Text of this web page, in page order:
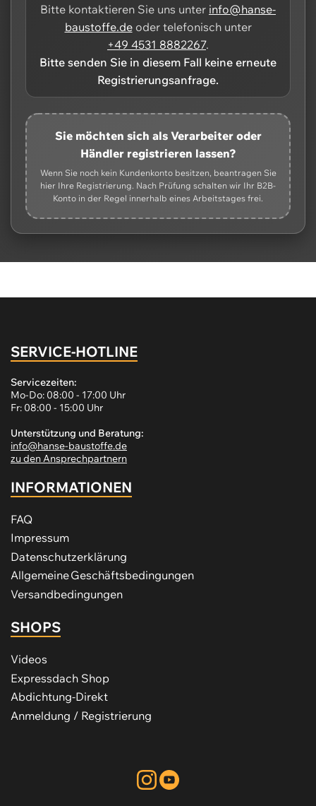
Bitte kontaktieren Sie uns unter info@hanse-
baustoffe.deoder telefonisch unter
+49 4531 8882267.
Bitte senden Sie in diesem Fall keine erneute
Registrierungsanfrage.
Sie möchten sich als Verarbeiter oder
Händler registrieren lassen?
Wenn Sie noch kein Kundenkonto besitzen, beantragen Sie
hier Ihre Registrierung. Nach Prüfung schalten wir Ihr B2B-
Konto in der Regel innerhalb eines Arbeitstages frei.
SERVICE-HOTLINE
Servicezeiten:
Mo-Do: 08:00 - 17:00 Uhr
Fr: 08:00 - 15:00 Uhr
Unterstützung und Beratung:
info@hanse-baustoffe.de
zu den Ansprechpartnern
INFORMATIONEN
FAQ
Impressum
Datenschutzerklärung
Allgemeine Geschäftsbedingungen
Versandbedingungen
SHOPS
Videos
Expressdach Shop
Abdichtung-Direkt
Anmeldung / Registrierung
InstagramYouTube